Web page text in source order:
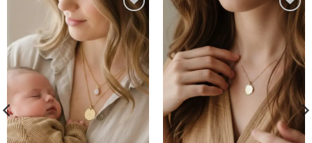
Ajouter
à la liste
d’envies
Ajouter
à la liste
d’envies